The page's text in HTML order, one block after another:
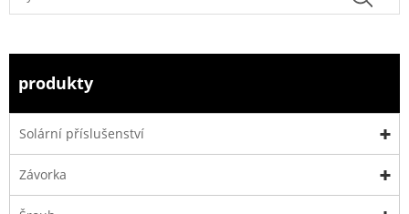
produkty
Solární příslušenství
Závorka